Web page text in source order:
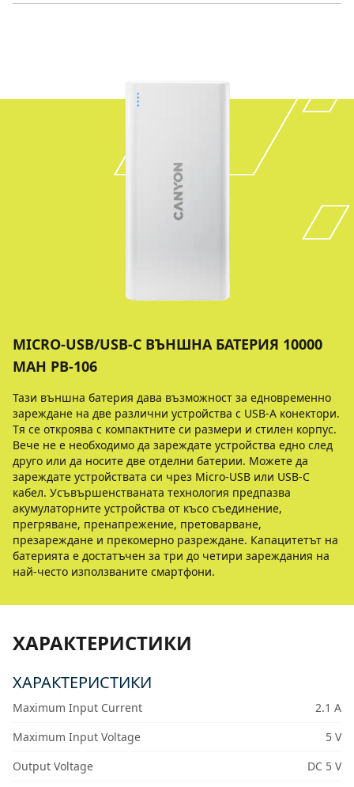
MICRO-USB/USB-C ВЪНШНА БАТЕРИЯ 10000
MAH PB-106
Тази външна батерия дава възможност за едновременно
зареждане на две различни устройства с USB-A конектори.
Тя се откроява с компактните си размери и стилен корпус.
Вече не е необходимо да зареждате устройства едно след
друго или да носите две отделни батерии. Можете да
зареждате устройствата си чрез Micro-USB или USB-C
кабел. Усъвършенстваната технология предпазва
акумулаторните устройства от късо съединение,
прегряване, пренапрежение, претоварване,
презареждане и прекомерно разреждане. Капацитетът на
батерията е достатъчен за три до четири зареждания на
най-често използваните смартфони.
ХАРАКТЕРИСТИКИ
ХАРАКТЕРИСТИКИ
Maximum Input Current
2.1 A
Maximum Input Voltage
5 V
Output Voltage
DC 5 V